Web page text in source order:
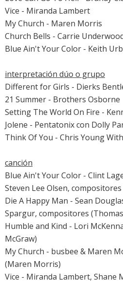
Vice - Miranda Lambert
My Church - Maren Morris
Church Bells - Carrie
Blue Ain't Your Color - Keith
interpretación dúo o grupo
Different for Girls - Dierks
21 Summer - Brothers Osborne
Setting The World On Fire -
Jolene - Pentatonix con Dolly
Think Of You - Chris Young
canción
Blue Ain't Your Color - Clint
Steven Lee Olsen,
Die A Happy Man - Sean
Spargur, compositores
Humble and Kind - Lori
McGraw)
My Church - busbee & Maren
(Maren Morris)
Vice - Miranda Lambert, Shane